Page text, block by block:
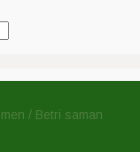
/ Betri saman